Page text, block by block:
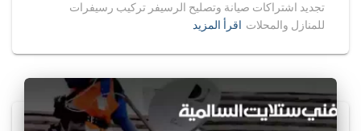
تجديد اشتراكات صيانة وتصليح الرسيفر تركيب رسيفرات
للمنازل والمحلات اقرأ المزيد